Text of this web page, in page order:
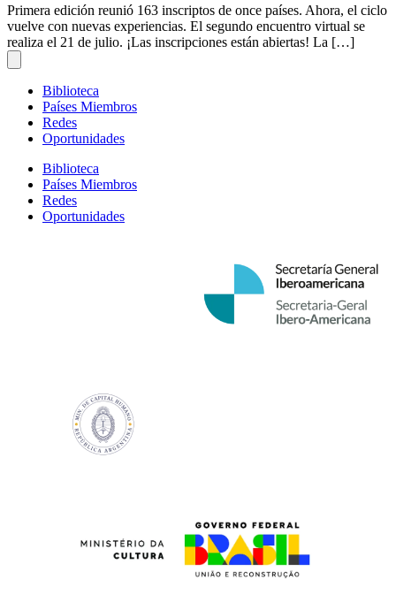
Primera edición reunió 163 inscriptos de once países. Ahora, el ciclo
vuelve con nuevas experiencias. El segundo encuentro virtual se
realiza el 21 de julio. ¡Las inscripciones están abiertas! La […]
Biblioteca
Países Miembros
Redes
Oportunidades
Biblioteca
Países Miembros
Redes
Oportunidades